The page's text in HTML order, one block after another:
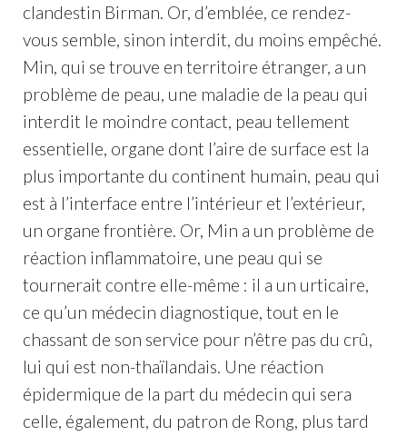
clandestin Birman. Or, d’emblée, ce rendez-
vous semble, sinon interdit, du moins empêché.
Min, qui se trouve en territoire étranger, a un
problème de peau, une maladie de la peau qui
interdit le moindre contact, peau tellement
essentielle, organe dont l’aire de surface est la
plus importante du continent humain, peau qui
est à l’interface entre l’intérieur et l’extérieur,
un organe frontière. Or, Min a un problème de
réaction inflammatoire, une peau qui se
tournerait contre elle-même : il a un urticaire,
ce qu’un médecin diagnostique, tout en le
chassant de son service pour n’être pas du crû,
lui qui est non-thaïlandais. Une réaction
épidermique de la part du médecin qui sera
celle, également, du patron de Rong, plus tard